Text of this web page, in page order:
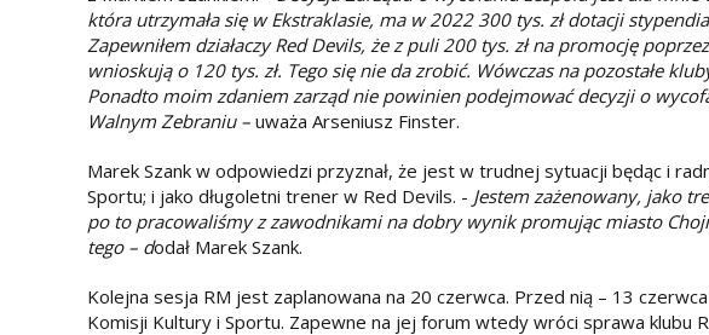
która utrzymała się w Ekstraklasie, ma w 2022 300 tys. zł dotacji
Zapewniłem działaczy Red Devils, że z puli 200 tys. zł na promocję
wnioskują o 120 tys. zł. Tego się nie da zrobić. Wówczas na pozostałe
Ponadto moim zdaniem zarząd nie powinien podejmować decyzji o
Walnym Zebraniu – uważa Arseniusz Finster.
Marek Szank w odpowiedzi przyznał, że jest w trudnej sytuacji będąc i
Sportu; i jako długoletni trener w Red Devils. - Jestem zażenowany, jako
po to pracowaliśmy z zawodnikami na dobry wynik promując miasto
tego – dodał Marek Szank.
Kolejna sesja RM jest zaplanowana na 20 czerwca. Przed nią – 13
Komisji Kultury i Sportu. Zapewne na jej forum wtedy wróci sprawa klubu